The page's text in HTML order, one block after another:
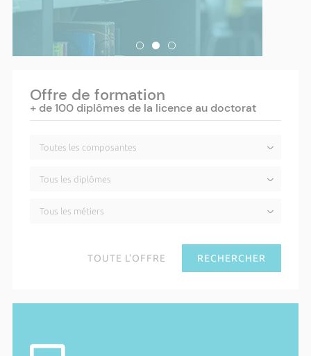
Offre de formation
+ de 100 diplômes de la licence au doctorat